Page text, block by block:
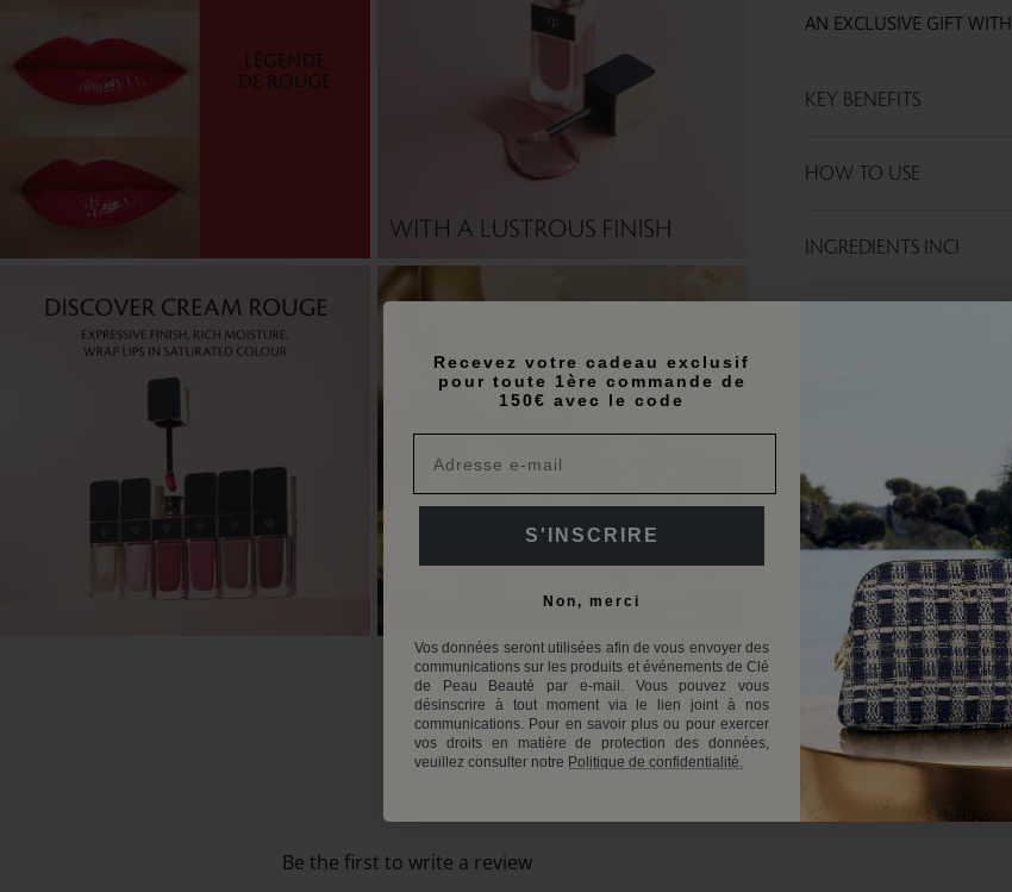
AN EXCLUSIVE GIFT
KEY BENEFITS
HOW TO USE
INGREDIENTS INCI
Customer Reviews
Be the first to write a review
Recevez votre cadeau exclusif
pour toute 1ère commande de
150€ avec le code
S'INSCRIRE
Non, merci
Vos données seront utilisées afin de vous envoyer des
communications sur les produits et événements de Clé
de Peau Beauté par e-mail. Vous pouvez vous
désinscrire à tout moment via le lien joint à nos
communications. Pour en savoir plus ou pour exercer
vos droits en matière de protection des données,
veuillez consulter notre Politique de confidentialité.